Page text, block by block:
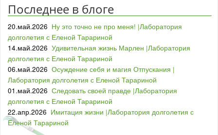
Последнее в блоге
20.май.2026 Ну это точно не про меня! |Лаборатория
долголетия с Еленой Тарариной
14.май.2026 Удивительная жизнь Марлен |Лаборатория
долголетия с Еленой Тарариной
06.май.2026 Осуждение себя и магия Отпускания |
Лаборатория долголетия с Еленой Тарариной
01.май.2026 Следовать своей правде |Лаборатория
долголетия с Еленой Тарариной
22.апр.2026 Имитация жизни |Лаборатория долголетия с
Еленой Тарариной